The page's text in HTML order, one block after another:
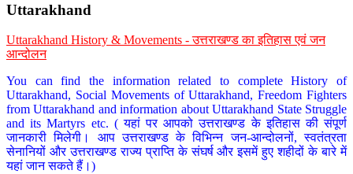
Uttarakhand
Uttarakhand History & Movements - उत्तराखण्ड का इतिहास एवं जन
आन्दोलन
You can find the information related to complete History of
Uttarakhand, Social Movements of Uttarakhand, Freedom Fighters
from Uttarakhand and information about Uttarakhand State Struggle
and its Martyrs etc. ( यहां पर आपको उत्तराखण्ड के इतिहास की संपूर्ण
जानकारी मिलेगी। आप उत्तराखण्ड के विभिन्न जन-आन्दोलनों, स्वतंत्रता
सेनानियों और उत्तराखण्ड राज्य प्राप्ति के संघर्ष और इसमें हुए शहीदों के बारे में
यहां जान सकते हैं।)